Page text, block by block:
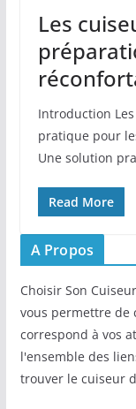
Les
Introduction
pratique pour
Une solution
Read More
A Propos
Choisir Son
vous permettre de
correspond à vos
l'ensemble des
trouver le cuiseur